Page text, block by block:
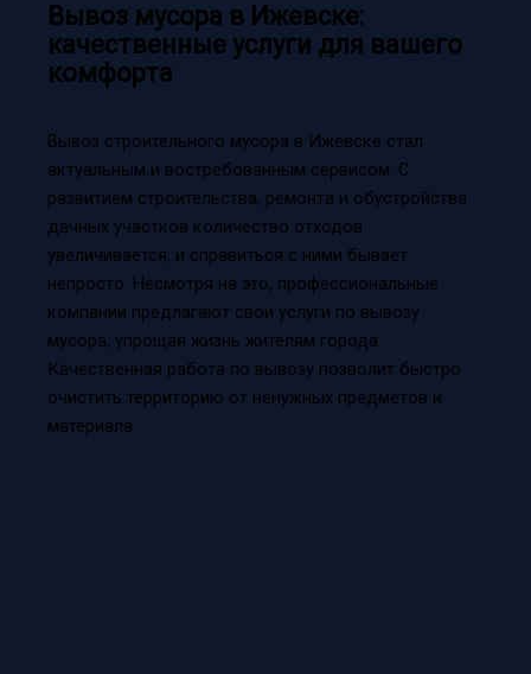
Вывоз мусора в Ижевске:
качественные услуги для вашего
комфорта
Вывоз строительного мусора в Ижевске стал
актуальным и востребованным сервисом. С
развитием строительства, ремонта и обустройства
дачных участков количество отходов
увеличивается, и справиться с ними бывает
непросто. Несмотря на это, профессиональные
компании предлагают свои услуги по вывозу
мусора, упрощая жизнь жителям города.
Качественная работа по вывозу позволит быстро
очистить территорию от ненужных предметов и
материала.